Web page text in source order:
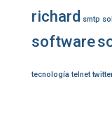
richard smtp
software
tecnología telnet